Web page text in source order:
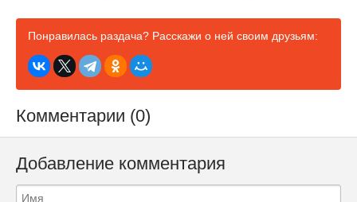
Понравилась раздача? Расскажи о ней своим друзьям:
Комментарии (0)
Добавление комментария